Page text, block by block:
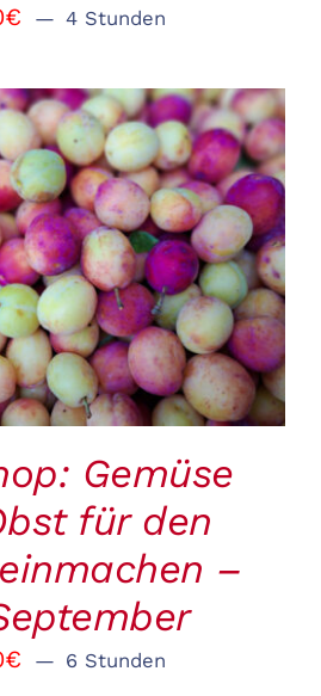
€ 4 Stunden
/
Gemüse
für den
–
€ 6 Stunden